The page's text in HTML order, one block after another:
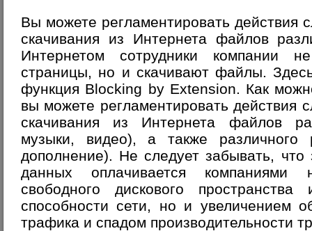
Вы можете регламентировать действия
скачивания из Интернета файлов
Интернетом сотрудники компании
страницы, но и скачивают файлы.
функция Blocking by Extension. Как
вы можете регламентировать действия
скачивания из Интернета файлов
музыки, видео), а также различного
дополнение). Не следует забывать, что
данных оплачивается компаниями
свободного дискового
способности сети, но и увеличением
трафика и спадом производительности